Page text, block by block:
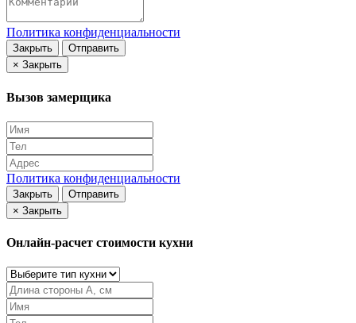
Политика конфиденциальности
Закрыть
Отправить
× Закрыть
Вызов замерщика
Политика конфиденциальности
Закрыть
Отправить
× Закрыть
Онлайн-расчет стоимости кухни